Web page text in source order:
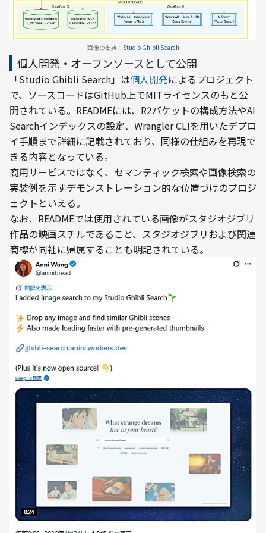
画像の出典： Studio Ghibli Search
個人開発・オープンソースとして公開
「Studio Ghibli Search」は個人開発によるプロジェクト
で、ソースコードはGitHub上でMITライセンスのもと公
開されている。READMEには、R2バケットの構成方法やAI
Searchインデックスの設定、Wrangler CLIを用いたデプロ
イ手順まで詳細に記載されており、同様の仕組みを再現で
きる内容となっている。
商用サービスではなく、セマンティック検索や画像検索の
実装例を示すデモンストレーション的な位置づけのプロジ
ェクトといえる。
なお、READMEでは使用されている画像がスタジオジブリ
作品の映画スチルであること、スタジオジブリおよび関連
商標が同社に帰属することも明記されている。